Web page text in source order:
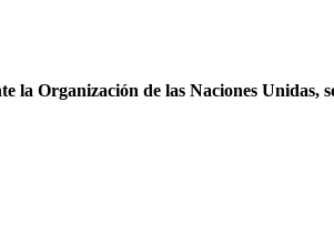
la Organización de las Naciones